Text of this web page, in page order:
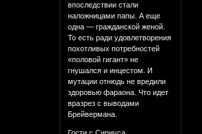
впоследствии стали
наложницами папы. А еще
одна — гражданской женой.
То есть ради удовлетворения
похотливых потребностей
«половой гигант» не
гнушался и инцестом. И
мутации отнюдь не вредили
здоровью фараона. Что идет
вразрез с выводами
Брейвермана.